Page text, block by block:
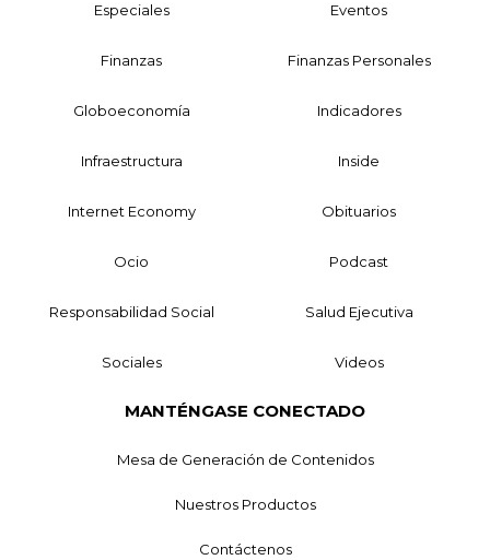
Especiales Eventos
Finanzas Finanzas Personales
Globoeconomía Indicadores
Infraestructura Inside
Internet Economy Obituarios
Ocio Podcast
Responsabilidad Social Salud Ejecutiva
Sociales Videos
MANTÉNGASE CONECTADO
Mesa de Generación de Contenidos
Nuestros Productos
Contáctenos